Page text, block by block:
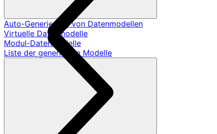
Auto-Generierung von Datenmodellen
Virtuelle Datenmodelle
Modul-Datenmodelle
Liste der generierten Modelle